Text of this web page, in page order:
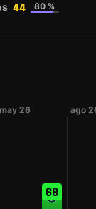
44 80 %
may 26
68
ago